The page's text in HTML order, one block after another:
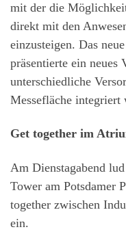
mit der die
direkt mit den
einzusteigen. Das
präsentierte ein neues
unterschiedliche
Messefläche integriert
Get together im
Am Dienstagabend
Tower am Potsdamer
together zwischen
ein.